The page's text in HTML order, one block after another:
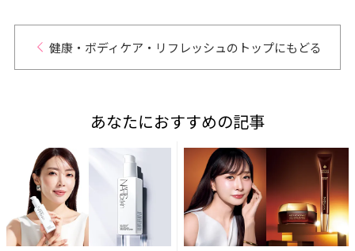
健康・ボディケア・リフレッシュのトップにもどる
あなたにおすすめの記事